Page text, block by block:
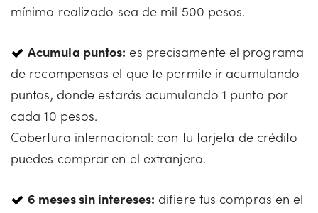
mínimo realizado sea de mil 500 pesos.
Acumula puntos: es precisamente el programa
de recompensas el que te permite ir acumulando
puntos, donde estarás acumulando 1 punto por
cada 10 pesos.
Cobertura internacional: con tu tarjeta de crédito
puedes comprar en el extranjero.
6 meses sin intereses: difiere tus compras en el